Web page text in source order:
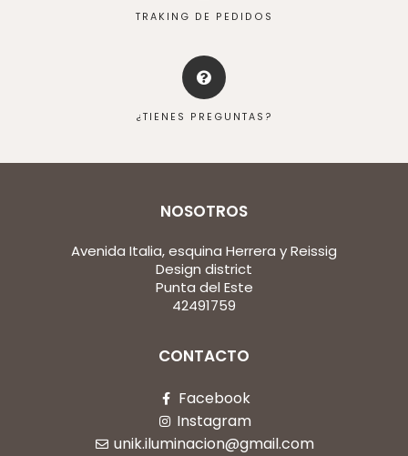
TRAKING DE PEDIDOS
¿TIENES PREGUNTAS?
NOSOTROS
Avenida Italia, esquina Herrera y Reissig
Design district
Punta del Este
42491759
CONTACTO
Facebook
Instagram
unik.iluminacion@gmail.com